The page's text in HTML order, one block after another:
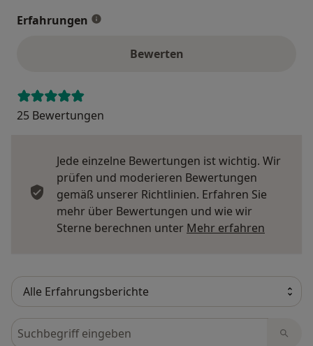
Erfahrungen
Bewerten
25 Bewertungen
Jede einzelne Bewertungen ist wichtig. Wir
prüfen und moderieren Bewertungen
gemäß unserer Richtlinien. Erfahren Sie
mehr über Bewertungen und wie wir
Sterne berechnen unter Mehr erfahren
Bewertungen durchsuchen